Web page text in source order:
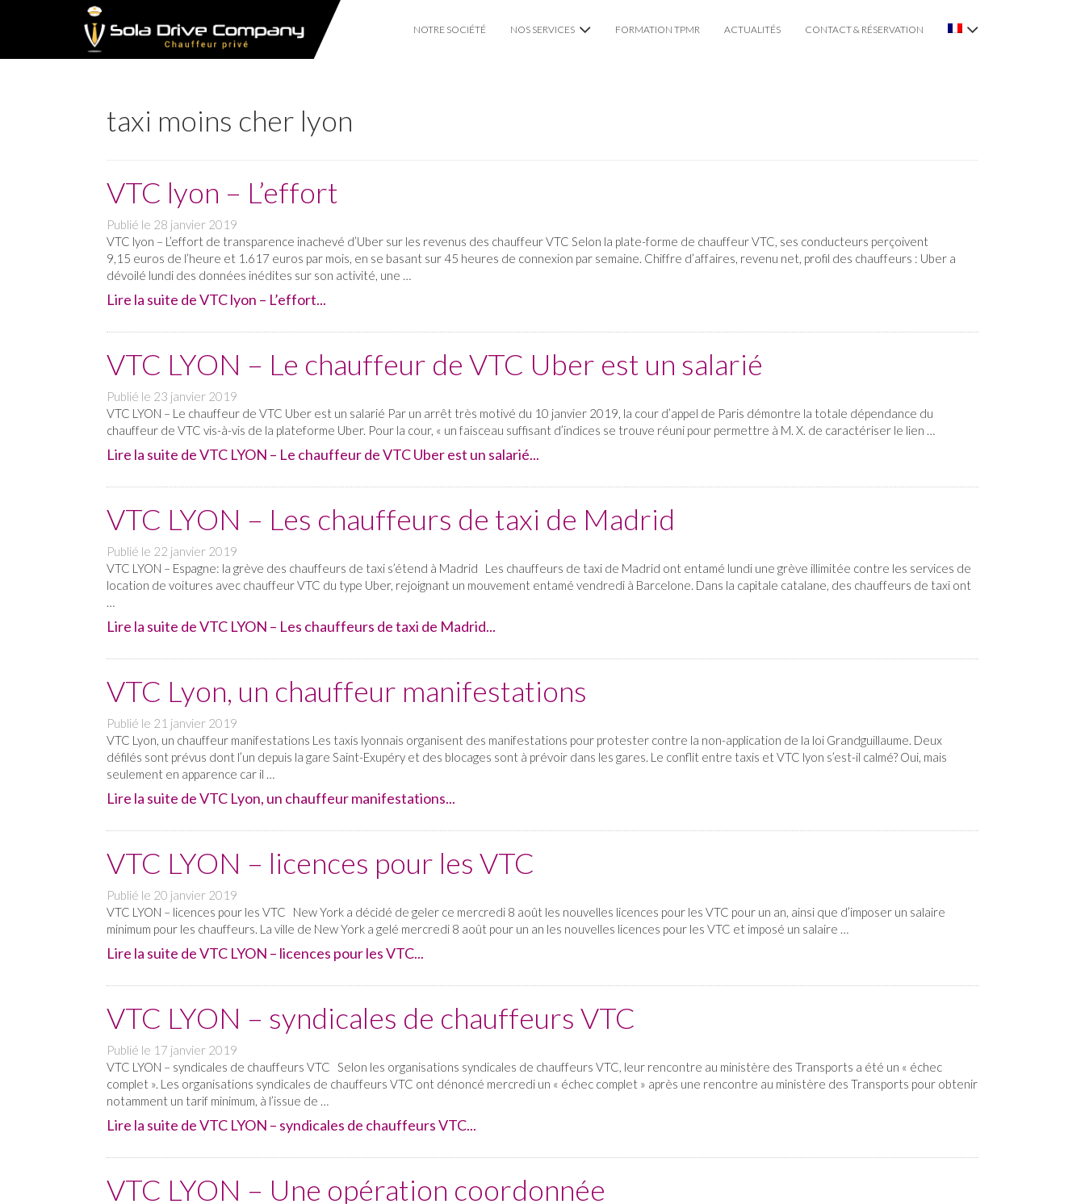
NOTRE SOCIÉTÉ NOS SERVICES FORMATION TPMR ACTUALITÉS CONTACT & RÉSERVATION
taxi moins cher lyon
VTC lyon – L’effort
Publié le 28 janvier 2019
VTC lyon – L’effort de transparence inachevé d’Uber sur les revenus des chauffeur VTC Selon la plate-forme de chauffeur VTC, ses conducteurs perçoivent
9,15 euros de l’heure et 1.617 euros par mois, en se basant sur 45 heures de connexion par semaine. Chiffre d’affaires, revenu net, profil des chauffeurs : Uber a
dévoilé lundi des données inédites sur son activité, une …
Lire la suite de VTC lyon – L’effort...
VTC LYON – Le chauffeur de VTC Uber est un salarié
Publié le 23 janvier 2019
VTC LYON – Le chauffeur de VTC Uber est un salarié Par un arrêt très motivé du 10 janvier 2019, la cour d’appel de Paris démontre la totale dépendance du
chauffeur de VTC vis-à-vis de la plateforme Uber. Pour la cour, « un faisceau suffisant d’indices se trouve réuni pour permettre à M. X. de caractériser le lien …
Lire la suite de VTC LYON – Le chauffeur de VTC Uber est un salarié...
VTC LYON – Les chauffeurs de taxi de Madrid
Publié le 22 janvier 2019
VTC LYON – Espagne: la grève des chauffeurs de taxi s’étend à Madrid Les chauffeurs de taxi de Madrid ont entamé lundi une grève illimitée contre les services de
location de voitures avec chauffeur VTC du type Uber, rejoignant un mouvement entamé vendredi à Barcelone. Dans la capitale catalane, des chauffeurs de taxi ont
…
Lire la suite de VTC LYON – Les chauffeurs de taxi de Madrid...
VTC Lyon, un chauffeur manifestations
Publié le 21 janvier 2019
VTC Lyon, un chauffeur manifestations Les taxis lyonnais organisent des manifestations pour protester contre la non-application de la loi Grandguillaume. Deux
défilés sont prévus dont l’un depuis la gare Saint-Exupéry et des blocages sont à prévoir dans les gares. Le conflit entre taxis et VTC lyon s’est-il calmé? Oui, mais
seulement en apparence car il …
Lire la suite de VTC Lyon, un chauffeur manifestations...
VTC LYON – licences pour les VTC
Publié le 20 janvier 2019
VTC LYON – licences pour les VTC New York a décidé de geler ce mercredi 8 août les nouvelles licences pour les VTC pour un an, ainsi que d’imposer un salaire
minimum pour les chauffeurs. La ville de New York a gelé mercredi 8 août pour un an les nouvelles licences pour les VTC et imposé un salaire …
Lire la suite de VTC LYON – licences pour les VTC...
VTC LYON – syndicales de chauffeurs VTC
Publié le 17 janvier 2019
VTC LYON – syndicales de chauffeurs VTC Selon les organisations syndicales de chauffeurs VTC, leur rencontre au ministère des Transports a été un « échec
complet ». Les organisations syndicales de chauffeurs VTC ont dénoncé mercredi un « échec complet » après une rencontre au ministère des Transports pour obtenir
notamment un tarif minimum, à l’issue de …
Lire la suite de VTC LYON – syndicales de chauffeurs VTC...
VTC LYON – Une opération coordonnée